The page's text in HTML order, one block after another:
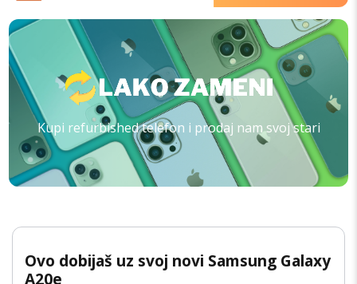
Kupi refurbished telefon i prodaj nam svoj stari
Ovo dobijaš uz svoj novi Samsung Galaxy
A20e